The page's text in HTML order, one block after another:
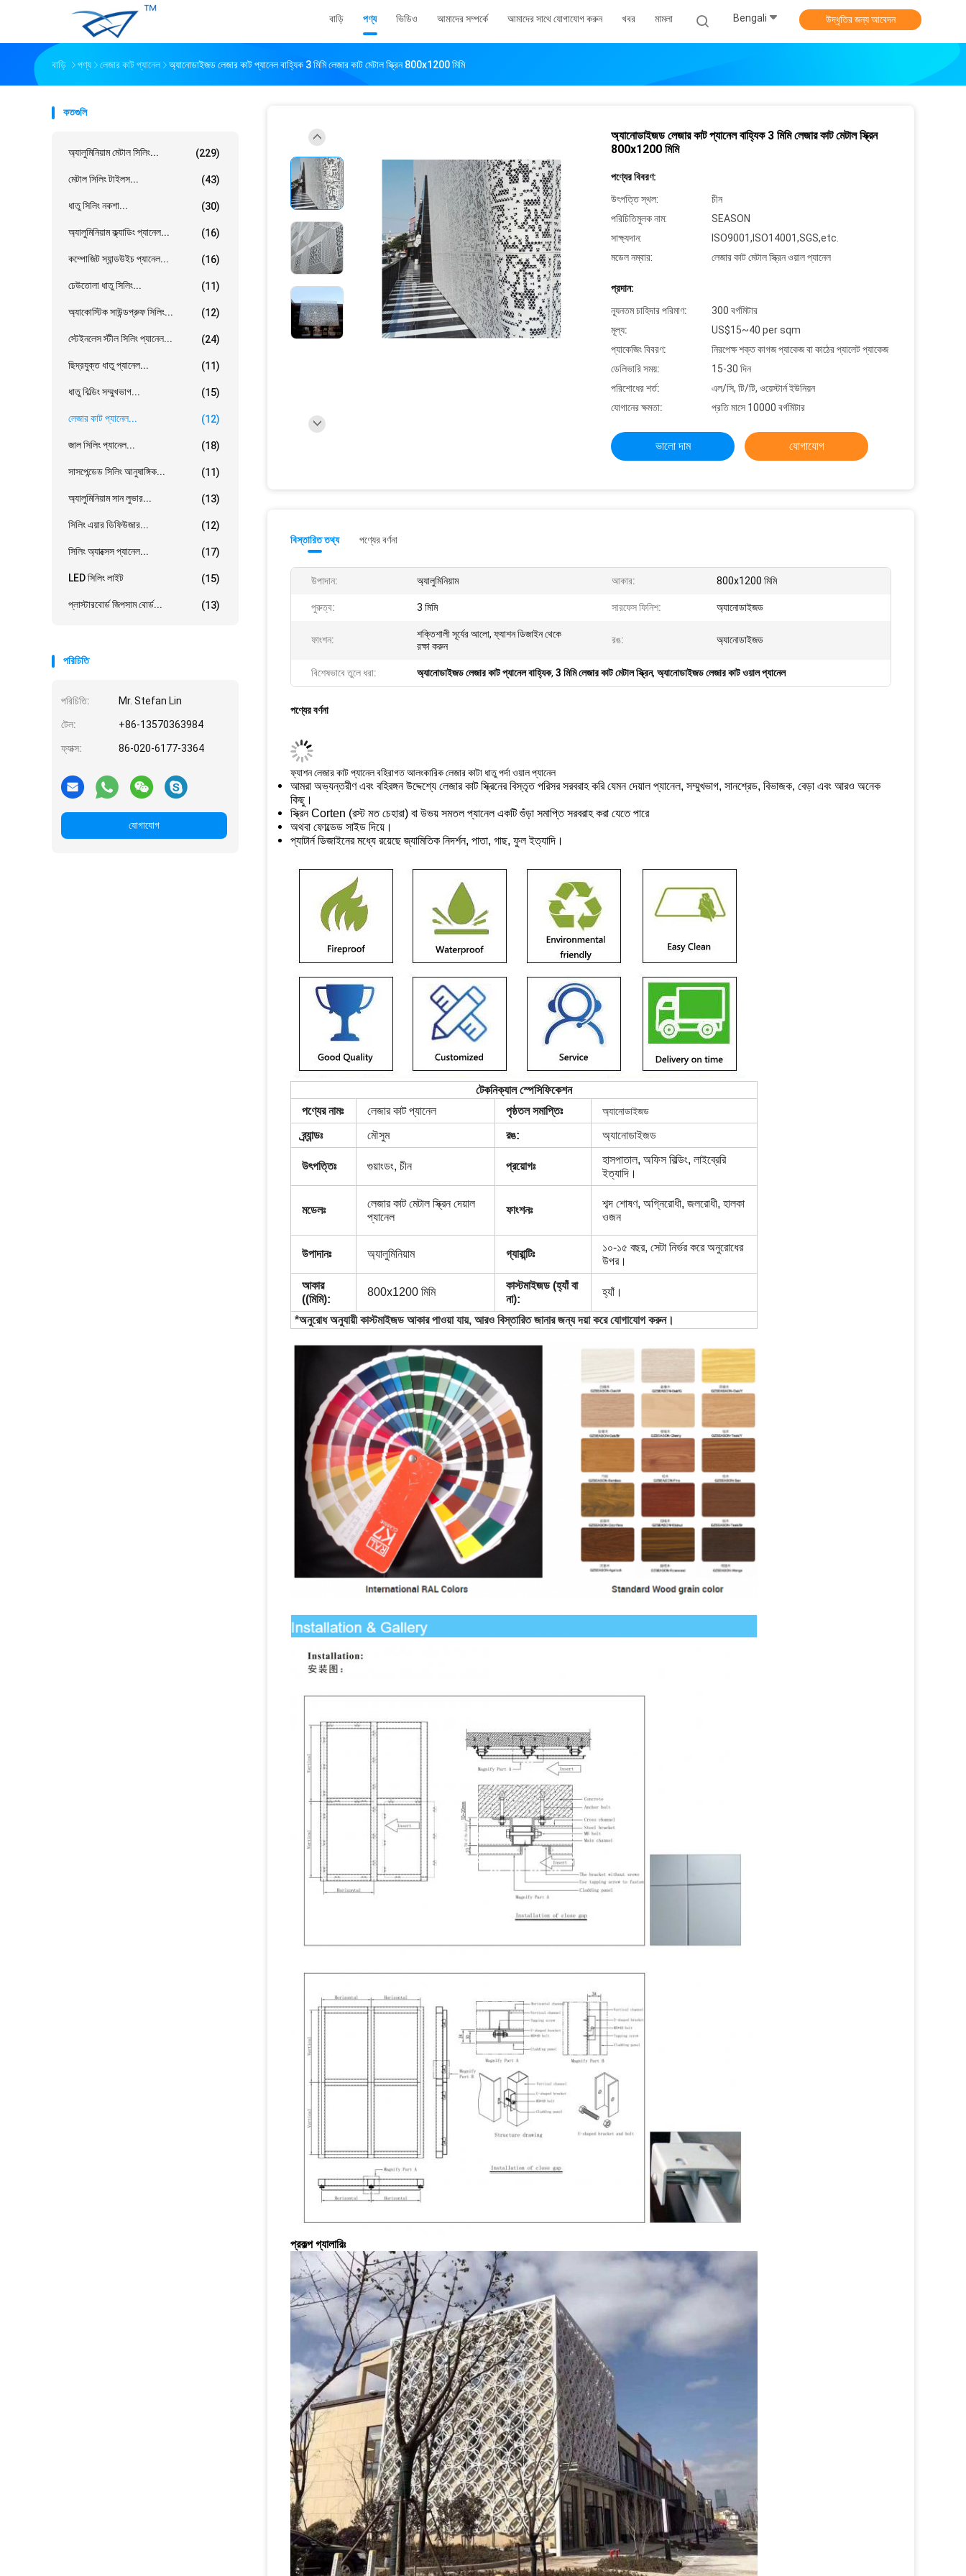
বাড়ি পণ্য ভিডিও আমাদের সম্পর্কে আমাদের সাথে যোগাযোগ করুন খবর মামলা Bengali উদ্ধৃতির জন্য আবেদন
বাড়ি পণ্য লেজার কাট প্যানেল অ্যানোডাইজড লেজার কাট প্যানেল বাহ্যিক 3 মিমি লেজার কাট মেটাল স্ক্রিন 800x1200 মিমি
কতগুলি
অ্যালুমিনিয়াম মেটাল সিলিং... (229)
মেটাল সিলিং টাইলস... (43)
ধাতু সিলিং নকশা... (30)
অ্যালুমিনিয়াম ক্ল্যাডিং প্যানেল... (16)
কম্পোজিট স্যান্ডউইচ প্যানেল... (16)
ঢেউতোলা ধাতু সিলিং... (11)
অ্যাকোস্টিক সাউন্ডপ্রুফ সিলিং... (12)
স্টেইনলেস স্টীল সিলিং প্যানেল... (24)
ছিদ্রযুক্ত ধাতু প্যানেল... (11)
ধাতু বিল্ডিং সম্মুখভাগ... (15)
লেজার কাট প্যানেল... (12)
জাল সিলিং প্যানেল... (18)
সাসপেন্ডেড সিলিং আনুষাঙ্গিক... (11)
অ্যালুমিনিয়াম সান লুভার... (13)
সিলিং এয়ার ডিফিউজার... (12)
সিলিং অ্যাক্সেস প্যানেল... (17)
LED সিলিং লাইট (15)
প্লাস্টারবোর্ড জিপসাম বোর্ড... (13)
পরিচিতি
পরিচিতি: Mr. Stefan Lin
টেল: +86-13570363984
ফ্যাক্স: 86-020-6177-3364
যোগাযোগ
অ্যানোডাইজড লেজার কাট প্যানেল বাহ্যিক 3 মিমি লেজার কাট মেটাল স্ক্রিন
800x1200 মিমি
পণ্যের বিবরণ:
উৎপত্তি স্থল:
চীন
পরিচিতিমুলক নাম:
SEASON
সাক্ষ্যদান:
ISO9001,ISO14001,SGS,etc.
মডেল নম্বার:
লেজার কাট মেটাল স্ক্রিন ওয়াল প্যানেল
প্রদান:
ন্যূনতম চাহিদার পরিমাণ:
300 বর্গমিটার
মূল্য:
US$15~40 per sqm
প্যাকেজিং বিবরণ:
নিরপেক্ষ শক্ত কাগজ প্যাকেজ বা কাঠের প্যালেট প্যাকেজ
ডেলিভারি সময়:
15-30 দিন
পরিশোধের শর্ত:
এল/সি, টি/টি, ওয়েস্টার্ন ইউনিয়ন
যোগানের ক্ষমতা:
প্রতি মাসে 10000 বর্গমিটার
ভালো দাম যোগাযোগ
বিস্তারিত তথ্য পণ্যের বর্ণনা
উপাদান: অ্যালুমিনিয়াম আকার: 800x1200 মিমি
পুরুত্ব: 3 মিমি সারফেস ফিনিশ: অ্যানোডাইজড
ফাংশন:
শক্তিশালী সূর্যের আলো, ফ্যাশন ডিজাইন থেকে
রক্ষা করুন
রঙ: অ্যানোডাইজড
বিশেষভাবে তুলে ধরা: অ্যানোডাইজড লেজার কাট প্যানেল বাহ্যিক, 3 মিমি লেজার কাট মেটাল স্ক্রিন, অ্যানোডাইজড লেজার কাট ওয়াল প্যানেল
পণ্যের বর্ণনা
ফ্যাশন লেজার কাট প্যানেল বহিরাগত আলংকারিক লেজার কাটা ধাতু পর্দা ওয়াল প্যানেল
আমরা অভ্যন্তরীণ এবং বহিরঙ্গন উদ্দেশ্যে লেজার কাট স্ক্রিনের বিস্তৃত পরিসর সরবরাহ করি যেমন দেয়াল প্যানেল, সম্মুখভাগ, সানশ্রেড, বিভাজক, বেড়া এবং আরও অনেক
কিছু।
স্ক্রিন Corten (রস্ট মত চেহারা) বা উভয় সমতল প্যানেল একটি গুঁড়া সমাপ্তি সরবরাহ করা যেতে পারে
অথবা ফোল্ডেড সাইড দিয়ে।
প্যাটার্ন ডিজাইনের মধ্যে রয়েছে জ্যামিতিক নিদর্শন, পাতা, গাছ, ফুল ইত্যাদি।
টেকনিক্যাল স্পেসিফিকেশন
পণ্যের নামঃ লেজার কাট প্যানেল পৃষ্ঠতল সমাপ্তিঃ অ্যানোডাইজড
ব্র্যান্ডঃ মৌসুম রঙ: অ্যানোডাইজড
উৎপত্তিঃ গুয়াংডং, চীন প্রয়োগঃ
হাসপাতাল, অফিস বিল্ডিং, লাইব্রেরি
ইত্যাদি।
মডেলঃ
লেজার কাট মেটাল স্ক্রিন দেয়াল
প্যানেল
ফাংশনঃ
শব্দ শোষণ, অগ্নিরোধী, জলরোধী, হালকা
ওজন
উপাদানঃ অ্যালুমিনিয়াম গ্যারান্টিঃ
১০-১৫ বছর, সেটা নির্ভর করে অনুরোধের
উপর।
আকার
((মিমি):
800x1200 মিমি
কাস্টমাইজড (হ্যাঁ বা
না):
হ্যাঁ।
*অনুরোধ অনুযায়ী কাস্টমাইজড আকার পাওয়া যায়, আরও বিস্তারিত জানার জন্য দয়া করে যোগাযোগ করুন।
প্রকল্প গ্যালারিঃ